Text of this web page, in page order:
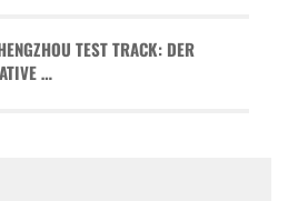
TEST TRACK: DER
…